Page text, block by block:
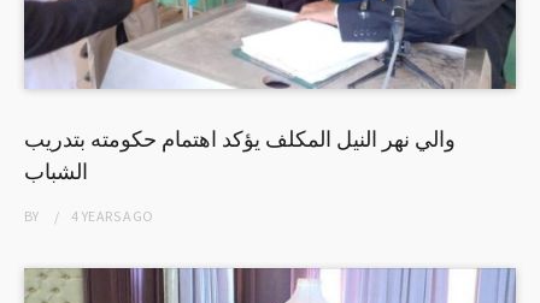
والي نهر النيل المكلف يؤكد اهتمام حكومته بتدريب
الشباب
BY 4 YEARSAGO